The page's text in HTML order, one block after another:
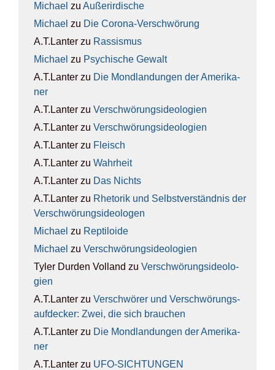
Michael zu Außer­ir­di­sche
Michael zu Die Coro­na-Ver­schwö­rung
A.T.Lanter zu Ras­sis­mus
Michael zu Psy­chi­sche Gewalt
A.T.Lanter zu Die Mond­lan­dun­gen der Ame­ri­ka­
ner
A.T.Lanter zu Ver­schwö­rungs­ideo­lo­gien
A.T.Lanter zu Ver­schwö­rungs­ideo­lo­gien
A.T.Lanter zu Fleisch
A.T.Lanter zu Wahr­heit
A.T.Lanter zu Das Nichts
A.T.Lanter zu Rhe­to­rik und Selbst­ver­ständ­nis der
Ver­schwö­rungs­ideo­lo­gen
Michael zu Rep­ti­lo­ide
Michael zu Ver­schwö­rungs­ideo­lo­gien
Tyler Durden Volland zu Ver­schwö­rungs­ideo­lo­
gien
A.T.Lanter zu Ver­schwö­rer und Ver­schwö­rungs­
auf­de­cker: Zwei, die sich brau­chen
A.T.Lanter zu Die Mond­lan­dun­gen der Ame­ri­ka­
ner
A.T.Lanter zu UFO-SICH­TUN­GEN